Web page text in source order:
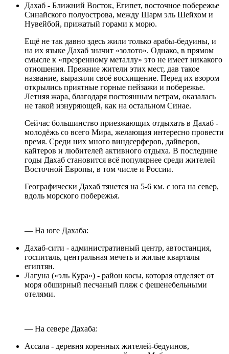
Дахаб - Ближний Восток, Египет, восточное побережье
Синайского полуострова, между Шарм эль Шейхом и
Нувейбой, прижатый горами к морю.
Ещё не так давно здесь жили только арабы-бедуины, и
на их языке Дахаб значит «золото». Однако, в прямом
смысле к «презренному металлу» это не имеет никакого
отношения. Прежние жители этих мест, дав такое
название, выразили своё восхищение. Перед их взором
открылись приятные горные пейзажи и побережье.
Летняя жара, благодаря постоянным ветрам, оказалась
не такой изнуряющей, как на остальном Синае.
Сейчас большинство приезжающих отдыхать в Дахаб -
молодёжь со всего Мира, желающая интересно провести
время. Среди них много виндсерферов, дайверов,
кайтеров и любителей активного отдыха. В последние
годы Дахаб становится всё популярнее среди жителей
Восточной Европы, в том числе и России.
Географически Дахаб тянется на 5-6 км. с юга на север,
вдоль морского побережья.
— На юге Дахаба:
Дахаб-сити - административный центр, автостанция,
госпиталь, центральная мечеть и жилые кварталы
египтян.
Лагуна («эль Кура») - район косы, которая отделяет от
моря обширный песчаный пляж с фешенебельными
отелями.
— На севере Дахаба:
Ассала - деревня коренных жителей-бедуинов,